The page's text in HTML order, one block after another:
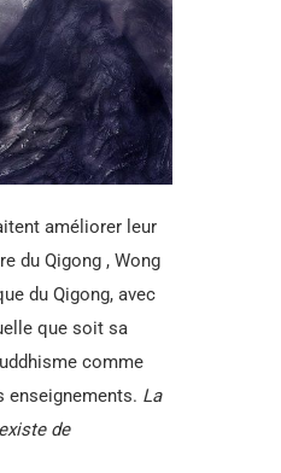
améliorer leur
du Qigong , Wong
du Qigong, avec
que soit sa
comme
enseignements. La
de